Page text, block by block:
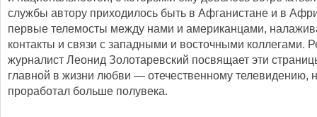
службы автору приходилось быть в Афганистане и в
первые телемосты между нами и американцами,
контакты и связи с западными и восточными коллегами.
журналист Леонид Золотаревский посвящает эти
главной в жизни любви — отечественному телевидению,
проработал больше полувека.